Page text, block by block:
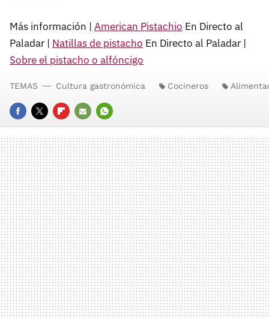
Más información | American Pistachio En Directo al
Paladar | Natillas de pistacho En Directo al Paladar |
Sobre el pistacho o alfóncigo
FACEBOOK
TWITTERFLIPBOARD
E-
MAIL
WHATSAPP
TEMAS Cultura gastronómica Cocineros